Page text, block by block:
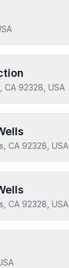
CA 92328, USA
CA 92328, USA
CA 92328, USA